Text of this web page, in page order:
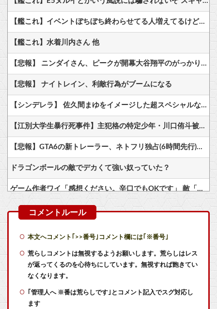
【艦これ】イベントぼちぼち終わらせてる人増えてるけど、終わったらみんな何してる？
【艦これ】水着川内さん 他
【悲報】 ニンダイさん、ピークが開幕大谷翔平のがっかりダイレクトだったと言われてしまう
【悲報】 ナイトレイン、利敵行為がブームになる
【シンデレラ】 佐久間まゆをイメージした超スペシャルなネックレスが登場する件について
【江別大学生暴行死事件】主犯格の特定少年・川口侑斗被告に求刑通り「無期懲役」の判決！当時17歳の少年は「懲役30年」判決
【悲報】GTA6の新トレーラー、ネトフリ独占(6時間先行)ｗｗｗ
ドラゴンボールの敵でデカくて強い奴っていた？
ゲーム作者ワイ「感想ください。辛口でもOKです」 敵「あれがだめ。これがだめ」
週刊少年ジャンプさん ついに100万部を割ってしまう
ソニーは自社ソフトの数字出さないの？
RPGで一番格好いい戦闘曲
本文へコメント｢>>番号｣コメント欄には｢※番号｣
荒らしコメントは無視するようお願いします。荒らしはレス
が返ってくるのを心待ちにしています。無視すれば飽きてい
なくなります。
｢管理人へ ※番は荒らしです｣とコメント記入でスグ対応し
ます